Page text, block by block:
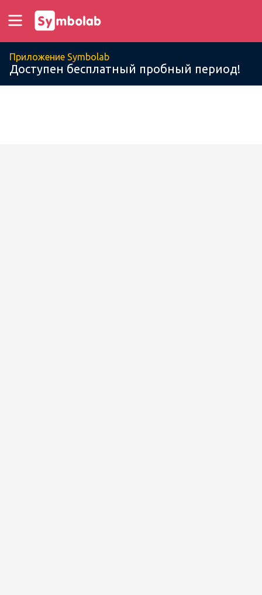
Приложение Symbolab
Доступен бесплатный пробный период!